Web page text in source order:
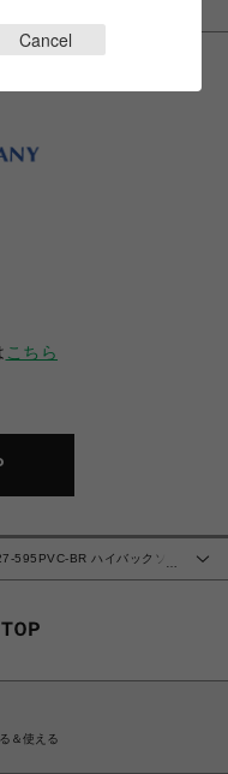
こちら
…
595PVC-BR ハイバックソフ
＆使える
Cancel